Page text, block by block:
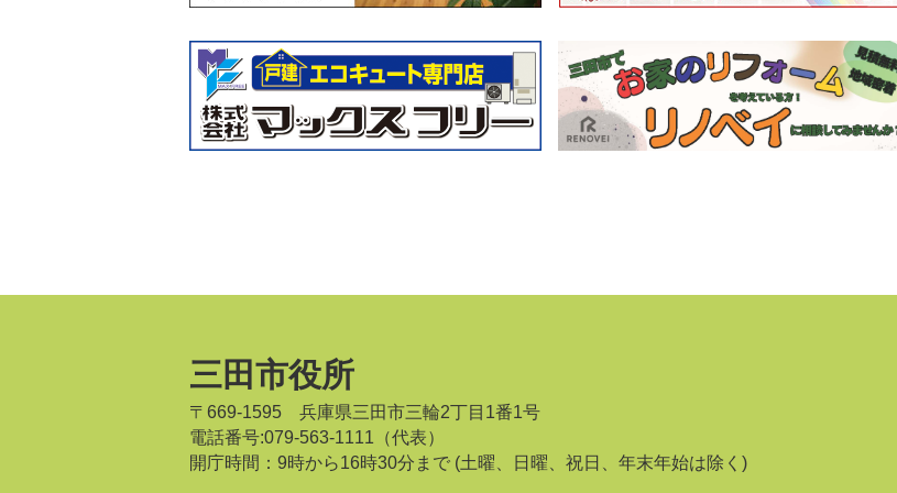
三田市役所
〒669-1595 兵庫県三田市三輪2丁目1番1号
電話番号:079-563-1111（代表）
開庁時間：9時から16時30分まで (土曜、日曜、祝日、年末年始は除く)